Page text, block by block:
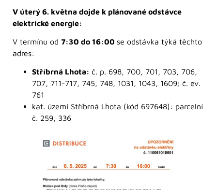
V úterý 6. května dojde k plánované odstávce
elektrické energie:
V termínu od 7:30 do 16:00 se odstávka týká těchto
adres:
Stříbrná Lhota: č. p. 698, 700, 701, 703, 706,
707, 711-717, 745, 748, 1031, 1043, 1609; č. ev.
761
kat. území Stříbrná Lhota (kód 697648): parcelní
č. 259, 336